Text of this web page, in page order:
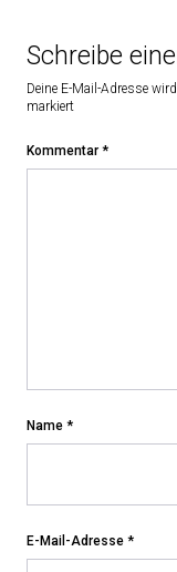
Schreibe
Deine E-Mail-Adresse
markiert
Kommentar *
Name *
E-Mail-Adresse *